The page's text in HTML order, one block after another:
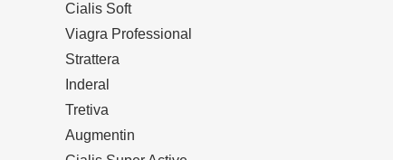
Cialis Soft
Viagra Professional
Strattera
Inderal
Tretiva
Augmentin